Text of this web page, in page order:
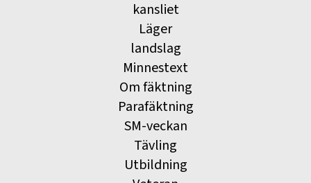
kansliet
Läger
landslag
Minnestext
Om fäktning
Parafäktning
SM-veckan
Tävling
Utbildning